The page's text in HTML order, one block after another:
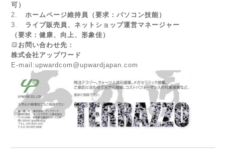
可）
2. ホームページ維持員（要求：パソコン技能）
3. ライブ販売員、ネットショップ運営マネージャー
（要求：健康、向上、形象佳）
🔳 お問い合わせ先：
株式会社アップワード
E-mail:upwardcom@upwardjapan.com